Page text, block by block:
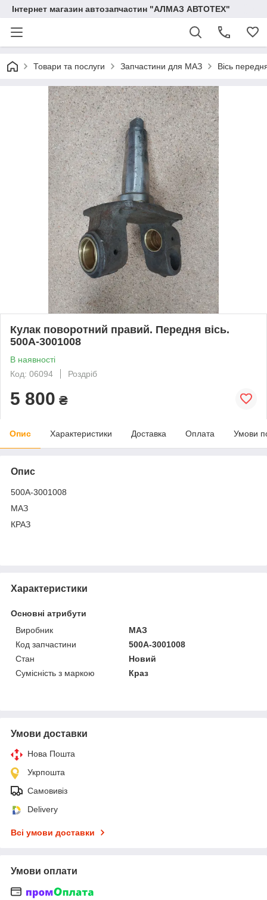
Інтернет магазин автозапчастин "АЛМАЗ АВТОТЕХ"
Товари та послуги Запчастини для МАЗ Вісь
Кулак поворотний правий. Передня вісь.
500А-3001008
В наявності
Код: 06094
Роздріб
5 800 ₴
Опис Характеристики Доставка Оплата Умови
Опис
500А-3001008
МАЗ
КРАЗ
Характеристики
Основні атрибути
Виробник
МАЗ
Код запчастини
500А-3001008
Стан
Новий
Сумісність з маркою
Краз
Умови доставки
Нова Пошта
Укрпошта
Самовивіз
Delivery
Всі умови доставки
Умови оплати